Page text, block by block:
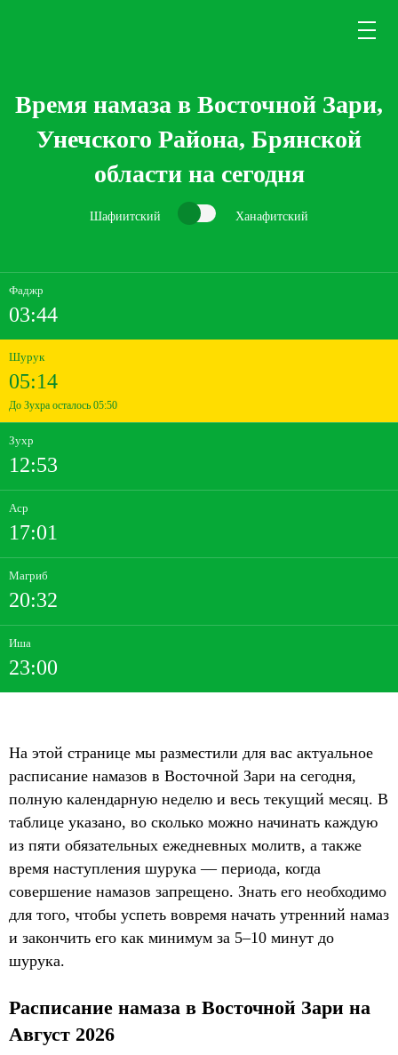
Время намаза в Восточной Зари,
Унечского Района, Брянской
области на сегодня
Шафиитский Ханафитский
Фаджр
03:44
Шурук
05:14
До Зухра осталось 05:50
Зухр
12:53
Аср
17:01
Магриб
20:32
Иша
23:00
На этой странице мы разместили для вас актуальное
расписание намазов в Восточной Зари на сегодня,
полную календарную неделю и весь текущий месяц. В
таблице указано, во сколько можно начинать каждую
из пяти обязательных ежедневных молитв, а также
время наступления шурука — периода, когда
совершение намазов запрещено. Знать его необходимо
для того, чтобы успеть вовремя начать утренний намаз
и закончить его как минимум за 5–10 минут до
шурука.
Расписание намаза в Восточной Зари на
Август 2026